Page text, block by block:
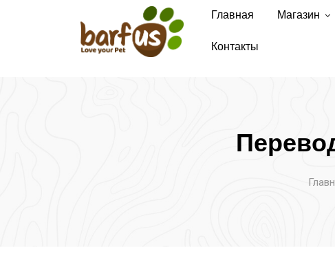
Главная Магазин
Контакты